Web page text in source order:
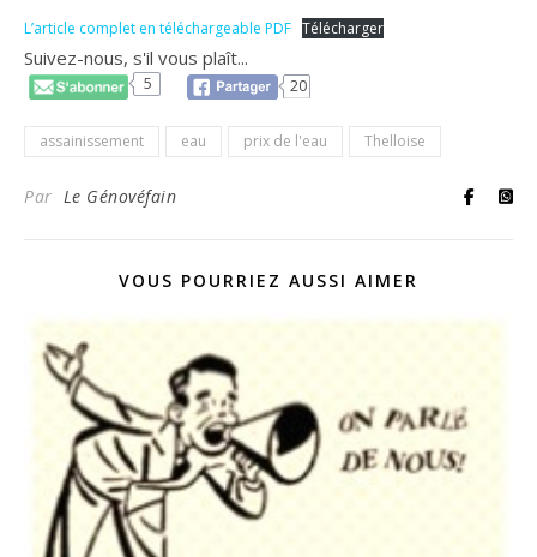
L’article complet en téléchargeable PDF Télécharger
Suivez-nous, s'il vous plaît...
5 20
assainissement eau prix de l'eau Thelloise
Par Le Génovéfain
VOUS POURRIEZ AUSSI AIMER